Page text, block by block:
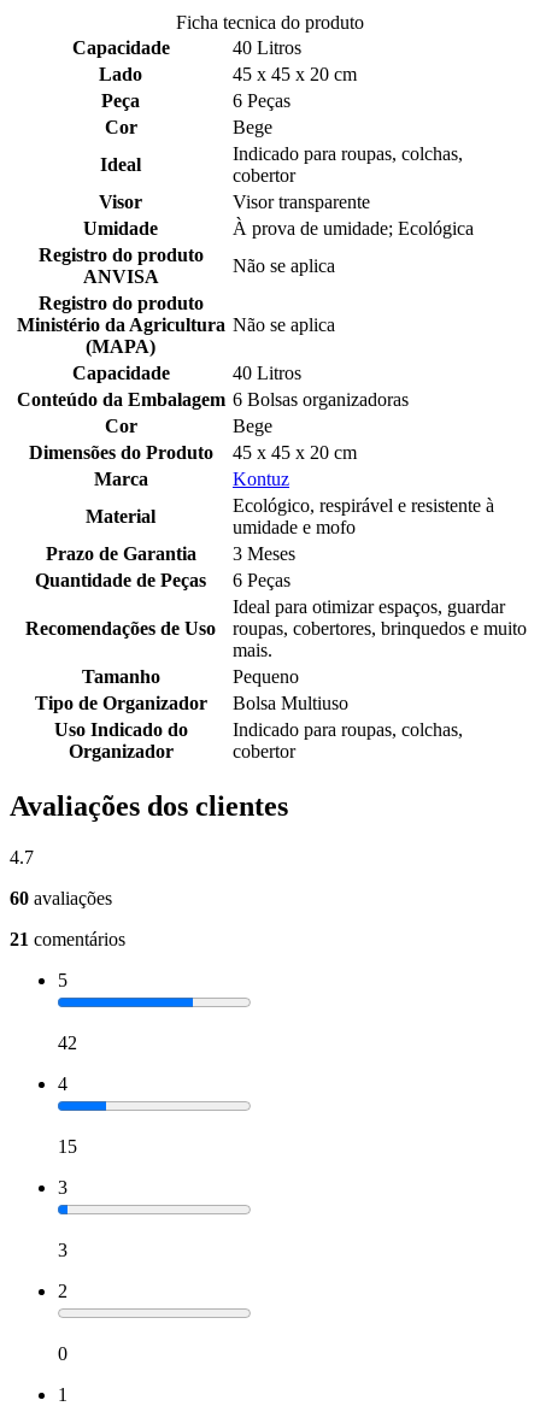
Ficha tecnica do produto
Capacidade
40 Litros
Lado
45 x 45 x 20 cm
Peça
6 Peças
Cor
Bege
Ideal
Indicado para roupas, colchas,
cobertor
Visor
Visor transparente
Umidade
À prova de umidade; Ecológica
Registro do produto
ANVISA
Não se aplica
Registro do produto
Ministério da Agricultura
(MAPA)
Não se aplica
Capacidade
40 Litros
Conteúdo da Embalagem 6 Bolsas organizadoras
Cor
Bege
Dimensões do Produto
45 x 45 x 20 cm
Marca
Kontuz
Material
Ecológico, respirável e resistente à
umidade e mofo
Prazo de Garantia
3 Meses
Quantidade de Peças
6 Peças
Recomendações de Uso
Ideal para otimizar espaços, guardar
roupas, cobertores, brinquedos e muito
mais.
Tamanho
Pequeno
Tipo de Organizador
Bolsa Multiuso
Uso Indicado do
Organizador
Indicado para roupas, colchas,
cobertor
Avaliações dos clientes
4.7
60 avaliações
21 comentários
5
42
4
15
3
3
2
0
1